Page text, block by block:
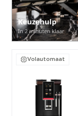
Keuzehulp
In 2 minuten klaar
Volautomaat